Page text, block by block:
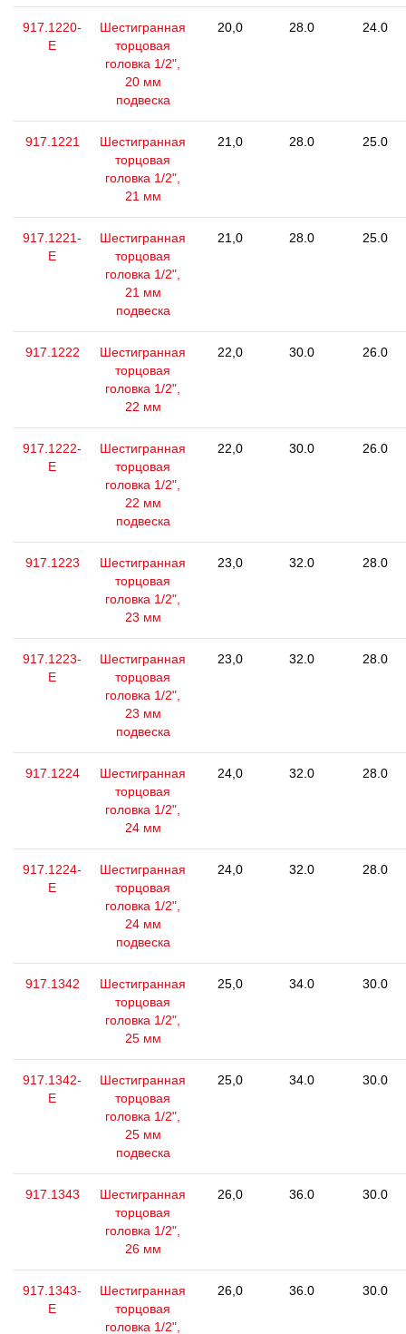
917.1220-
E
Шестигранная
торцовая
головка 1/2",
20 мм
подвеска
20,0 28.0 24.0
917.1221
Шестигранная
торцовая
головка 1/2",
21 мм
21,0 28.0 25.0
917.1221-
E
Шестигранная
торцовая
головка 1/2",
21 мм
подвеска
21,0 28.0 25.0
917.1222
Шестигранная
торцовая
головка 1/2",
22 мм
22,0 30.0 26.0
917.1222-
E
Шестигранная
торцовая
головка 1/2",
22 мм
подвеска
22,0 30.0 26.0
917.1223
Шестигранная
торцовая
головка 1/2",
23 мм
23,0 32.0 28.0
917.1223-
E
Шестигранная
торцовая
головка 1/2",
23 мм
подвеска
23,0 32.0 28.0
917.1224
Шестигранная
торцовая
головка 1/2",
24 мм
24,0 32.0 28.0
917.1224-
E
Шестигранная
торцовая
головка 1/2",
24 мм
подвеска
24,0 32.0 28.0
917.1342
Шестигранная
торцовая
головка 1/2",
25 мм
25,0 34.0 30.0
917.1342-
E
Шестигранная
торцовая
головка 1/2",
25 мм
подвеска
25,0 34.0 30.0
917.1343
Шестигранная
торцовая
головка 1/2",
26 мм
26,0 36.0 30.0
917.1343-
E
Шестигранная
торцовая
головка 1/2",
26,0 36.0 30.0